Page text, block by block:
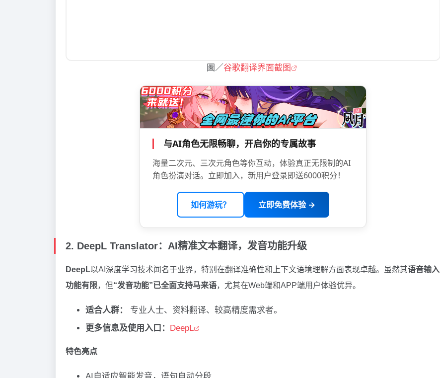
圖／谷歌翻译界面截图
与AI角色无限畅聊，开启你的专属故事
海量二次元、三次元角色等你互动，体验真正无限制的AI
角色扮演对话。立即加入，新用户登录即送6000积分！
如何游玩？ 立即免费体验 →
2. DeepL Translator：AI精准文本翻译，发音功能升级
DeepL以AI深度学习技术闻名于业界，特别在翻译准确性和上下文语境理解方面表现卓越。虽然其语音输入
功能有限，但“发音功能”已全面支持马来语，尤其在Web端和APP端用户体验优异。
适合人群：
专业人士、资料翻译、较高精度需求者。
更多信息及使用入口：
DeepL
特色亮点